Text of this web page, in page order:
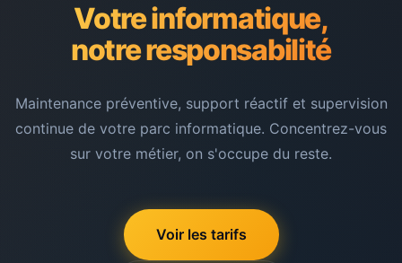
Votre informatique,
notre responsabilité
Maintenance préventive, support réactif et supervision
continue de votre parc informatique. Concentrez-vous
sur votre métier, on s'occupe du reste.
Voir les tarifs